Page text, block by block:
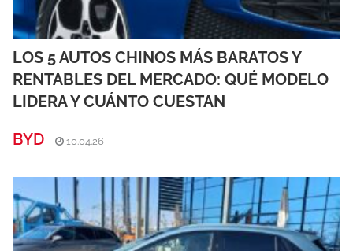
LOS 5 AUTOS CHINOS MÁS BARATOS Y
RENTABLES DEL MERCADO: QUÉ MODELO
LIDERA Y CUÁNTO CUESTAN
BYD | 10.04.26